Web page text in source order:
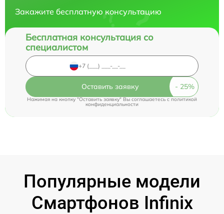
Закажите бесплатную консультацию
Бесплатная консультация со
специалистом
Оставить заявку
Нажимая на кнопку "Оставить заявку" Вы соглашаетесь cполитикой
конфиденциальности
Популярные модели
Смартфонов Infinix